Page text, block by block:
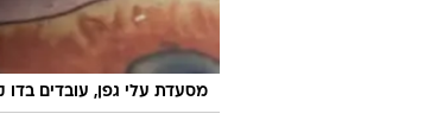
מסעדת עלי גפן, עובדים בדו